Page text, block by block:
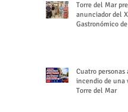
Torre del Mar
anunciador del
Gastronómico
Cuatro personas
incendio de una
Torre del Mar